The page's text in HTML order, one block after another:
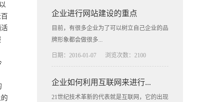
企业进行网站建设的重点
目前，有很多企业为了可以树立自己企业的品
牌形象都会做很多...
日期：2016-01-07 浏览次数：2100
​企业如何利用互联网来进行...
21世纪技术革新的代表就是互联网，它的出现